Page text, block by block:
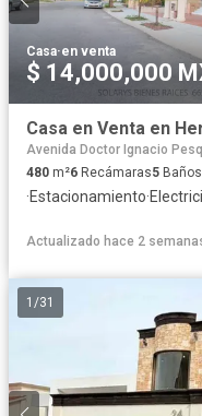
Casa·en venta
$ 14,000,000
Casa en Venta en
Avenida Doctor Ignacio
480 m²6 Recámaras5 Baños
·Estacionamiento·
Actualizado hace 2
1 /31